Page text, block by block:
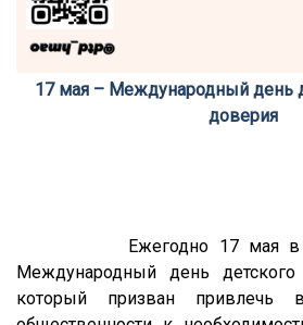
17 мая – Международный день
доверия
Ежегодно 17 мая в
Международный день детского
который призван привлечь